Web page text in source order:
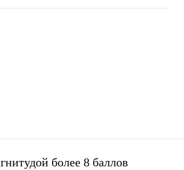
более 8 баллов